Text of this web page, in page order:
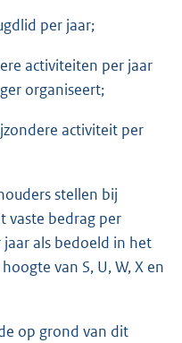
per jaar;
activiteiten per jaar
organiseert;
activiteit per
stellen bij
vaste bedrag per
als bedoeld in het
van S, U, W, X en
op grond van dit